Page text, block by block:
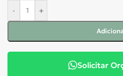
-
+
Solicitar